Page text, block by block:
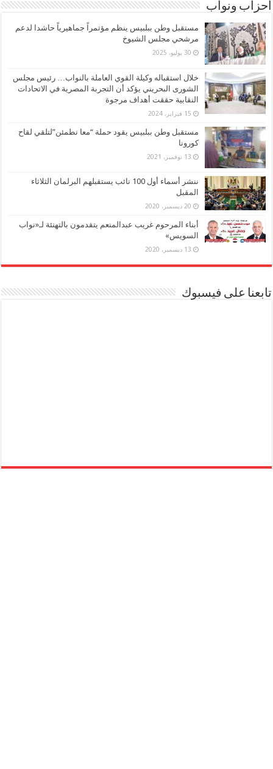
أحزاب ونواب
مستقبل وطن ببلبيس ينظم مؤتمراً جماهيرياً حاشدا لدعم
مرشحي مجلس الشيوخ
30 يوليو، 2025
خلال استقباله وكيلة القوي العاملة بالنواب… رئيس مجلس
الشورى البحريني يؤكد أن التجربة المصرية في الاتحادات
النقابية حققت أهداف مرجوة
15 فبراير، 2024
مستقبل وطن ببلبيس يقود حملة “معا نطمئن”لتلقي لقاح
كورونا
13 نوفمبر، 2021
ننشر أسماء أول 100 نائب يستقبلهم البرلمان الثلاثاء
المقبل
20 ديسمبر، 2020
أبناء المرحوم غريب عبدالمنعم يتقدمون بالتهنئة لـ«نواب
السويس»
13 ديسمبر، 2020
تابعنا على فيسبوك